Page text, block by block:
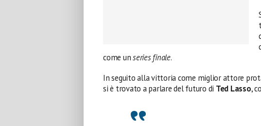
come unseries finale.
In seguito alla vittoria come miglior attore
si è trovato a parlare del futuro di Ted Lasso,